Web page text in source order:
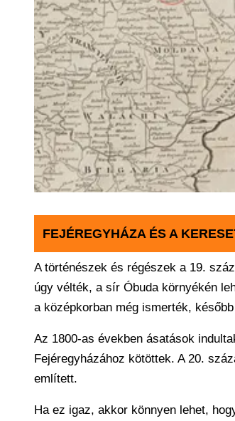
FEJÉREGYHÁZA ÉS A
A történészek és régészek a 19.
úgy vélték, a sír Óbuda környékén
a középkorban még ismerték,
Az 1800-as években ásatások
Fejéregyházához kötöttek. A 20.
említett.
Ha ez igaz, akkor könnyen lehet,